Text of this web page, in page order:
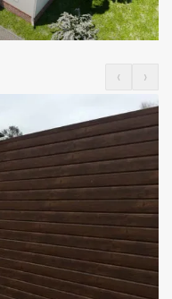
‹ ›